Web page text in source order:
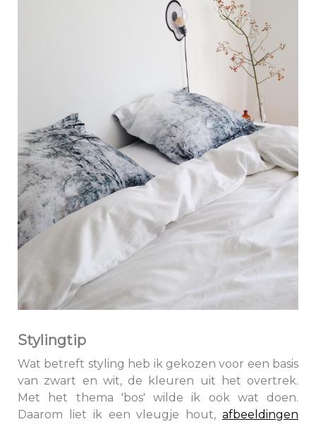
Stylingtip
Wat betreft styling heb ik gekozen voor een basis
van zwart en wit, de kleuren uit het overtrek.
Met het thema 'bos' wilde ik ook wat doen.
Daarom liet ik een vleugje hout, afbeeldingen